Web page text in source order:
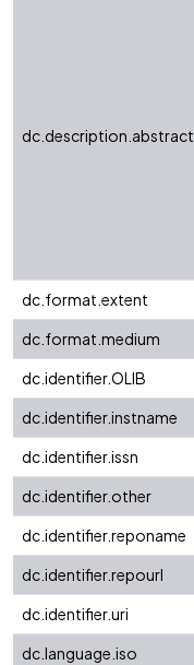
dc.description.abstract
dc.format.extent
dc.format.medium
dc.identifier.OLIB
dc.identifier.instname
dc.identifier.issn
dc.identifier.other
dc.identifier.reponame
dc.identifier.repourl
dc.identifier.uri
dc.language.iso